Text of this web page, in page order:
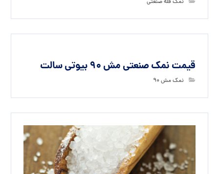
قیمت نمک صنعتی مش 90 بیوتی سالت
نمک مش 90